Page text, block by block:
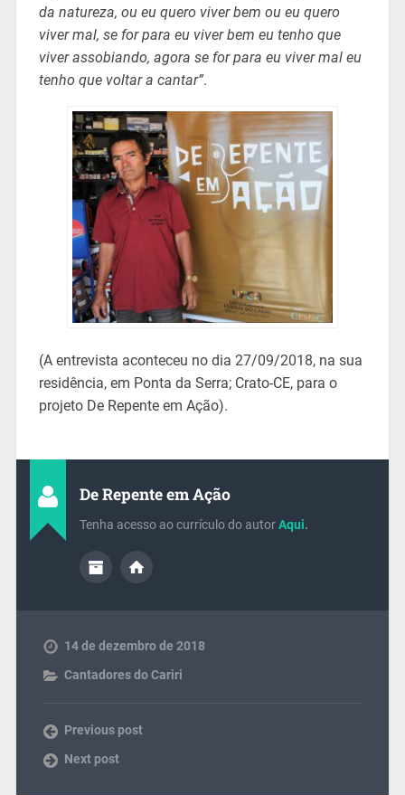
da natureza, ou eu quero viver bem ou eu quero
viver mal, se for para eu viver bem eu tenho que
viver assobiando, agora se for para eu viver mal eu
tenho que voltar a cantar”.
(A entrevista aconteceu no dia 27/09/2018, na sua
residência, em Ponta da Serra; Crato-CE, para o
projeto De Repente em Ação).
De Repente em Ação
Tenha acesso ao currículo do autorAqui.
14 de dezembro de 2018
Cantadores do Cariri
Previous post
Next post